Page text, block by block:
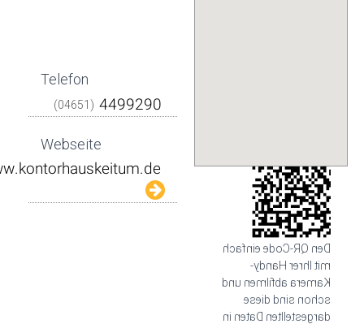
Telefon
(04651)
Webseite
Den QR-Code einfach
mit Ihrer Handy-
Kamera abfilmen und
schon sind diese
dargestellten Daten in